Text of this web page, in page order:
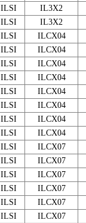
ILSI
IL3X2
ILSI
IL3X2
ILSI
ILCX04
ILSI
ILCX04
ILSI
ILCX04
ILSI
ILCX04
ILSI
ILCX04
ILSI
ILCX04
ILSI
ILCX04
ILSI
ILCX04
ILSI
ILCX07
ILSI
ILCX07
ILSI
ILCX07
ILSI
ILCX07
ILSI
ILCX07
ILSI
ILCX07